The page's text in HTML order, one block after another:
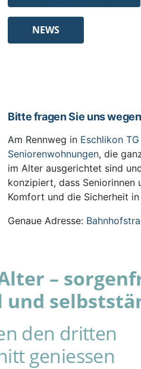
NEWS
Bitte fragen Sie uns
Am Rennweg in Eschlikon TG
Seniorenwohnungen, die
im Alter ausgerichtet sind
konzipiert, dass Seniorinnen
Komfort und die Sicherheit
Genaue Adresse:
–
den dritten
geniessen